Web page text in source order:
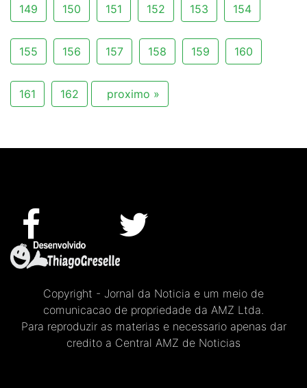
149 150 151 152 153 154
155 156 157 158 159 160
161 162 proximo »
Copyright - Jornal da Noticia e um meio de
comunicacao de propriedade da AMZ Ltda.
Para reproduzir as materias e necessario apenas dar
credito a Central AMZ de Noticias